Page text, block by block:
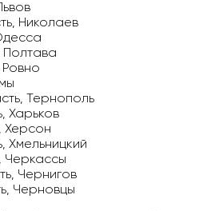
Николаев
Полтава
Ровно
Тернополь
Харьков
Херсон
Хмельницкий
Черкассы
Чернигов
Черновцы